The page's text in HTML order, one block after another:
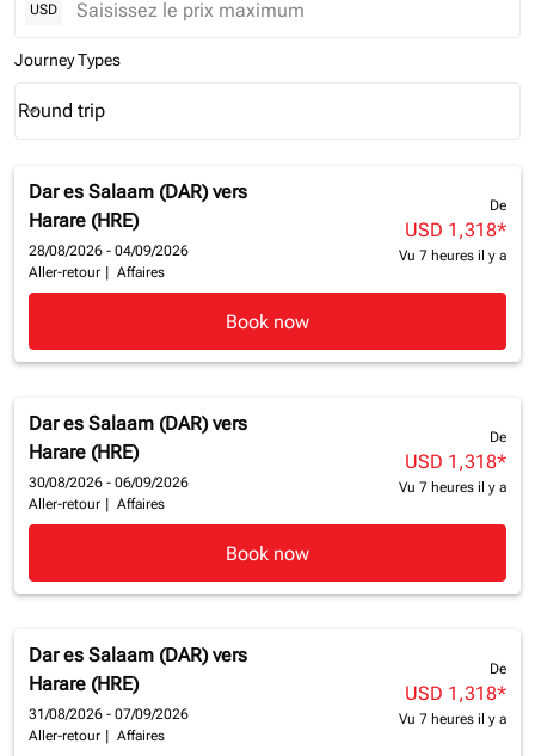
USD
Journey Types
Journey Types option Round trip Selected
Round trip
keyboard_arrow_down
Dar es Salaam (DAR) vers
Harare (HRE)
28/08/2026 - 04/09/2026
Aller-retour
Affaires
De
USD 1,318*
Vu 7 heures il y a
Book now
Dar es Salaam (DAR) vers
Harare (HRE)
30/08/2026 - 06/09/2026
Aller-retour
Affaires
De
USD 1,318*
Vu 7 heures il y a
Book now
Dar es Salaam (DAR) vers
Harare (HRE)
31/08/2026 - 07/09/2026
Aller-retour
Affaires
De
USD 1,318*
Vu 7 heures il y a